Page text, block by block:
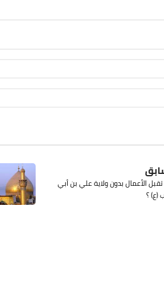
الأعمال بدون ولاية علي بن أبي
(ع) ؟